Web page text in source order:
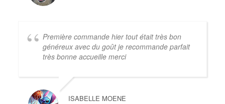
Première commande hier tout était très bon
généreux avec du goût je recommande parfait
très bonne accueille merci
ISABELLE MOENE